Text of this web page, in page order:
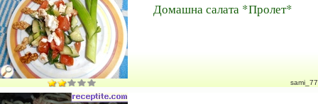
Домашна салата *Пролет*
sami_77